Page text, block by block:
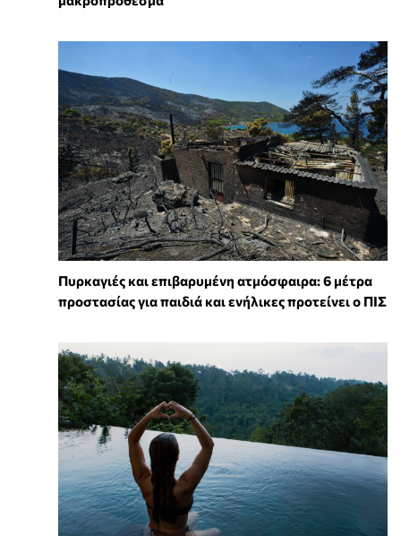
Πυρκαγιές και επιβαρυμένη ατμόσφαιρα: 6 μέτρα
προστασίας για παιδιά και ενήλικες προτείνει ο ΠΙΣ